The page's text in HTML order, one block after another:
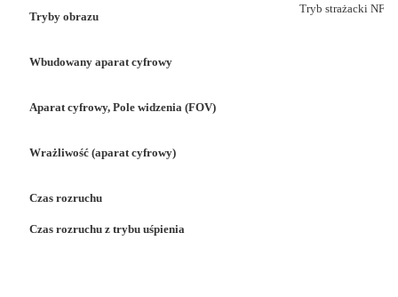
Tryby obrazu
Tryb strażacki
Wbudowany aparat cyfrowy
Aparat cyfrowy, Pole widzenia (FOV)
Wrażliwość (aparat cyfrowy)
Czas rozruchu
Czas rozruchu z trybu uśpienia